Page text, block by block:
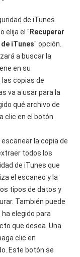
de iTunes.
elija el " Recuperar
iTunes" opción.
a buscar la
en su
copias de
va a usar para la
qué archivo de
clic en el botón
la copia de
todos los
de iTunes que
el escaneo y la
tipos de datos y
También puede
elegido para
que desea. Una
clic en
Este botón se